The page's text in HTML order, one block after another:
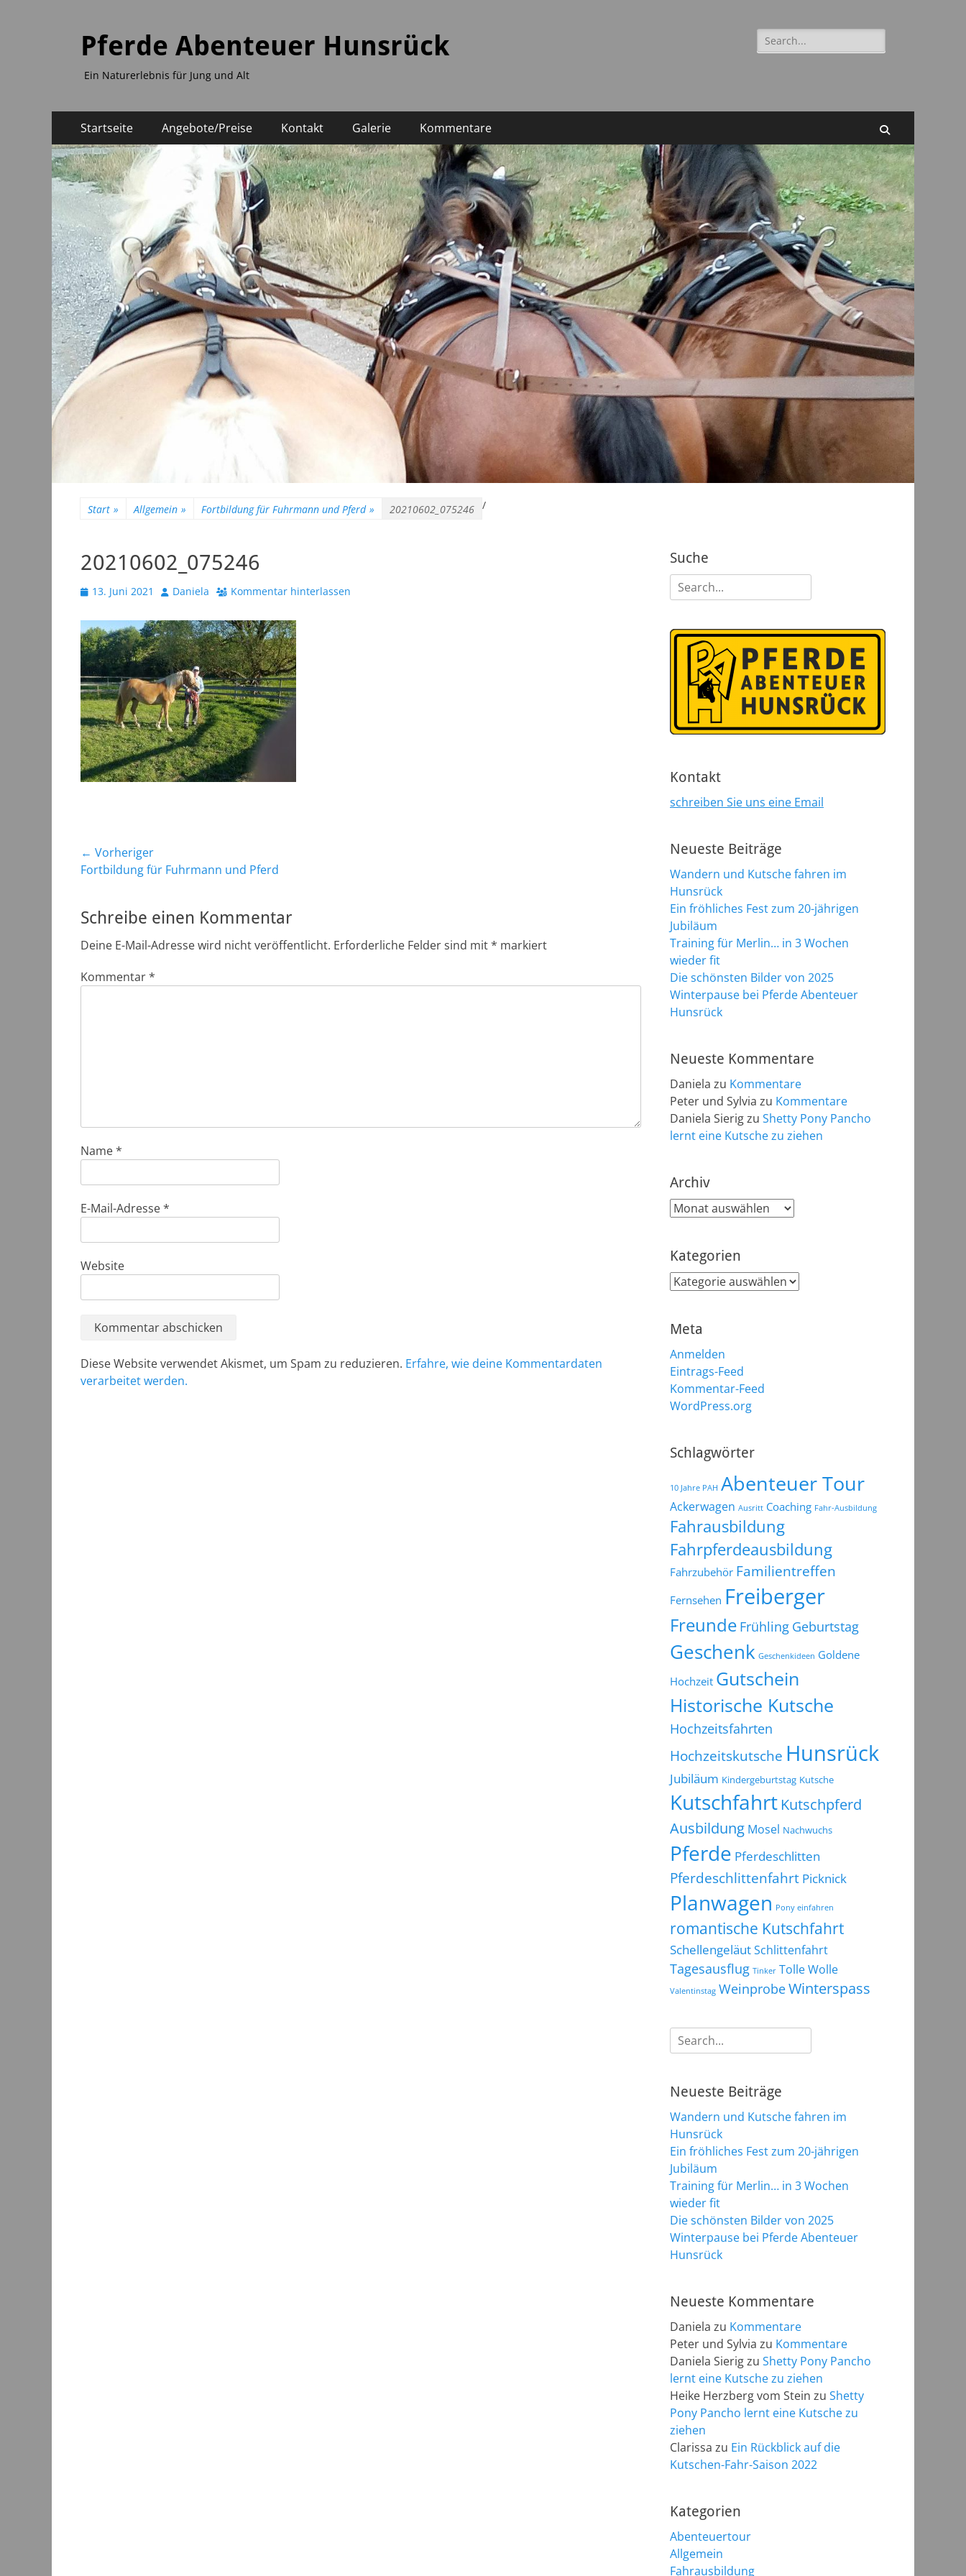
Pferde Abenteuer Hunsrück
Ein Naturerlebnis für Jung und Alt
Suchen
nach:
Primäres
Menü
Inhalt
springen
Startseite Angebote/Preise Kontakt Galerie Kommentare
Start » Allgemein » /
Fortbildung für Fuhrmann und Pferd » 20210602_075246
20210602_075246
Veröffentlicht
13. Juni 2021 AutorDaniela Kommentar hinterlassen
Beitragsnavigation
← Vorheriger
Vorheriger
Fortbildung für Fuhrmann und Pferd
Schreibe einen Kommentar
Deine E-Mail-Adresse wird nicht veröffentlicht. Erforderliche Felder sind mit* markiert
Kommentar*
Name*
E-Mail-Adresse*
Website
Diese Website verwendet Akismet, um Spam zu reduzieren. Erfahre, wie deine Kommentardaten
verarbeitet werden.
Suche
Suchen
nach:
Kontakt
schreiben Sie uns eine Email
Neueste Beiträge
Wandern und Kutsche fahren im
Hunsrück
Ein fröhliches Fest zum 20-jährigen
Jubiläum
Training für Merlin… in 3 Wochen
wieder fit
Die schönsten Bilder von 2025
Winterpause bei Pferde Abenteuer
Hunsrück
Neueste Kommentare
Daniela zu Kommentare
Peter und Sylvia zu Kommentare
Daniela Sierigzu Shetty Pony Pancho
lernt eine Kutsche zu ziehen
Archiv
Archiv
Kategorien
Kategorien
Meta
Anmelden
Eintrags-Feed
Kommentar-Feed
WordPress.org
Schlagwörter
10 Jahre PAH Abenteuer Tour
Ackerwagen Ausritt Coaching Fahr-Ausbildung
Fahrausbildung
Fahrpferdeausbildung
Fahrzubehör Familientreffen
Fernsehen Freiberger
Freunde Frühling Geburtstag
Geschenk Geschenkideen Goldene
Hochzeit Gutschein
Historische Kutsche
Hochzeitsfahrten
Hochzeitskutsche Hunsrück
Jubiläum Kindergeburtstag Kutsche
Kutschfahrt Kutschpferd
Ausbildung Mosel Nachwuchs
Pferde Pferdeschlitten
Pferdeschlittenfahrt Picknick
Planwagen Pony einfahren
romantische Kutschfahrt
SchellengeläutSchlittenfahrt
Tagesausflug Tinker Tolle Wolle
Valentinstag WeinprobeWinterspass
Suchen
nach:
Neueste Beiträge
Wandern und Kutsche fahren im
Hunsrück
Ein fröhliches Fest zum 20-jährigen
Jubiläum
Training für Merlin… in 3 Wochen
wieder fit
Die schönsten Bilder von 2025
Winterpause bei Pferde Abenteuer
Hunsrück
Neueste Kommentare
Daniela zu Kommentare
Peter und Sylvia zu Kommentare
Daniela Sierigzu Shetty Pony Pancho
lernt eine Kutsche zu ziehen
Heike Herzberg vom Stein zu Shetty
Pony Pancho lernt eine Kutsche zu
ziehen
Clarissa zu Ein Rückblick auf die
Kutschen-Fahr-Saison 2022
Kategorien
Abenteuertour
Allgemein
Fahrausbildung